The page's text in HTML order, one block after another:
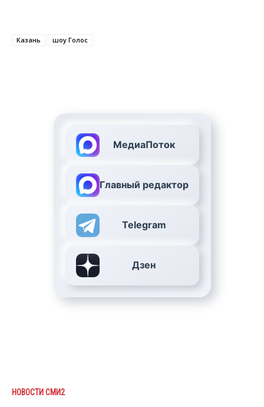
Казань шоу Голос
МедиаПоток
Главный редактор
Telegram
Дзен
НОВОСТИ СМИ2